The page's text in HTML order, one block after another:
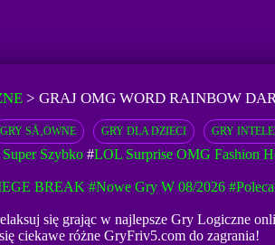
> GRAJ OMG WORD RAINBOW
GRY SÅ‚OWNE GRY DLA DZIECI GRY
Szybko#LOL Surprise OMG Fashion
BREAK #Nowe Gry W 08/2026
się grając w najlepsze Gry Logiczne
ciekawe różne GryFriv5.com do zagrania!